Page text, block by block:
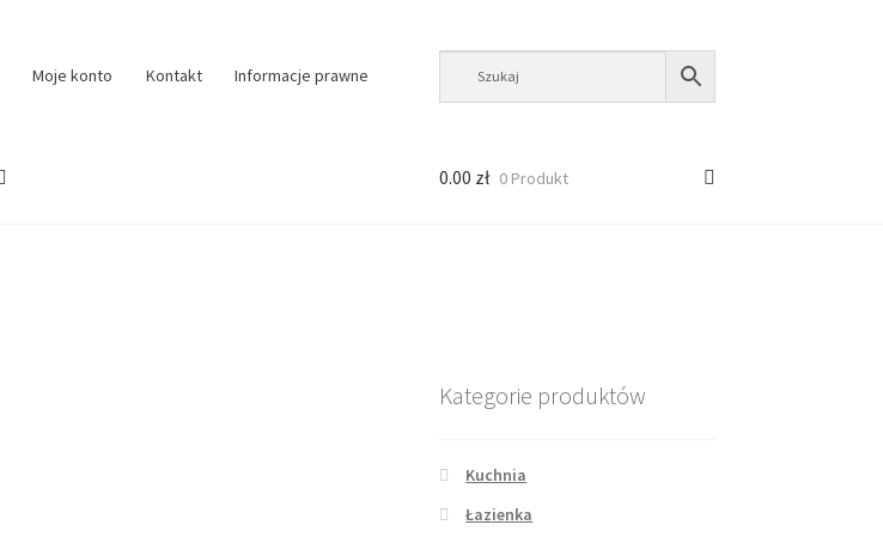
Moje konto Kontakt Informacje prawne
0.00 zł 0 Produkt
Kategorie produktów
Kuchnia
Łazienka